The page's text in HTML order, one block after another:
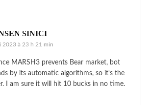
SINICI
2023 à 23 h 21 min
MARSH3 prevents Bear market, bot
by its automatic algorithms, so it's the
I am sure it will hit 10 bucks in no time.